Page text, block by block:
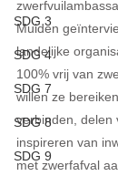
SDG 3
SDG 4
SDG 7
SDG 8
SDG 9
Muiden
landelijke
100% vrij van
willen ze
verbinden, delen
inspireren van
met zwerfafval